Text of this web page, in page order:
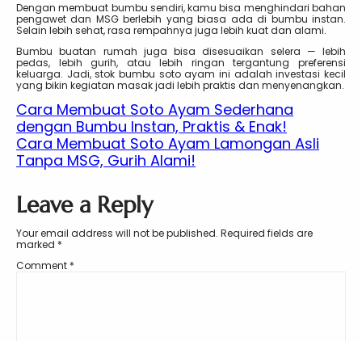
Dengan membuat bumbu sendiri, kamu bisa menghindari bahan
pengawet dan MSG berlebih yang biasa ada di bumbu instan.
Selain lebih sehat, rasa rempahnya juga lebih kuat dan alami.
Bumbu buatan rumah juga bisa disesuaikan selera — lebih
pedas, lebih gurih, atau lebih ringan tergantung preferensi
keluarga. Jadi, stok bumbu soto ayam ini adalah investasi kecil
yang bikin kegiatan masak jadi lebih praktis dan menyenangkan.
Cara Membuat Soto Ayam Sederhana
dengan Bumbu Instan, Praktis & Enak!
Cara Membuat Soto Ayam Lamongan Asli
Tanpa MSG, Gurih Alami!
Leave a Reply
Your email address will not be published. Required fields are
marked *
Comment *